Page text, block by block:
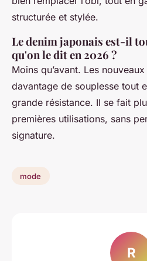
structurée et stylée.
Le denim japonais est-il
qu'on le dit en 2026 ?
Moins qu’avant. Les
davantage de souplesse tout
grande résistance. Il se fait
premières utilisations, sans
signature.
mode
R